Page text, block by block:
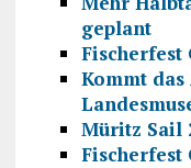
geplant
Fischerfest
Kommt
Müritz Sail
Fischerfest